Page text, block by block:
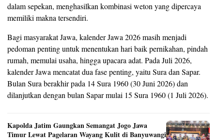
dalam sepekan, menghasilkan kombinasi weton yang dipercaya
memiliki makna tersendiri.
Bagi masyarakat Jawa, kalender Jawa 2026 masih menjadi
pedoman penting untuk menentukan hari baik pernikahan, pindah
rumah, memulai usaha, hingga upacara adat. Pada Juli 2026,
kalender Jawa mencatat dua fase penting, yaitu Sura dan Sapar.
Bulan Sura berakhir pada 14 Sura 1960 (30 Juni 2026) dan
dilanjutkan dengan bulan Sapar mulai 15 Sura 1960 (1 Juli 2026).
Kapolda Jatim Gaungkan Semangat Jogo Jawa
Timur Lewat Pagelaran Wayang Kulit di Banyuwangi